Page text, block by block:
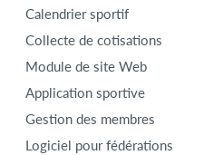
Calendrier sportif
Collecte de cotisations
Module de site Web
Application sportive
Gestion des membres
Logiciel pour fédérations